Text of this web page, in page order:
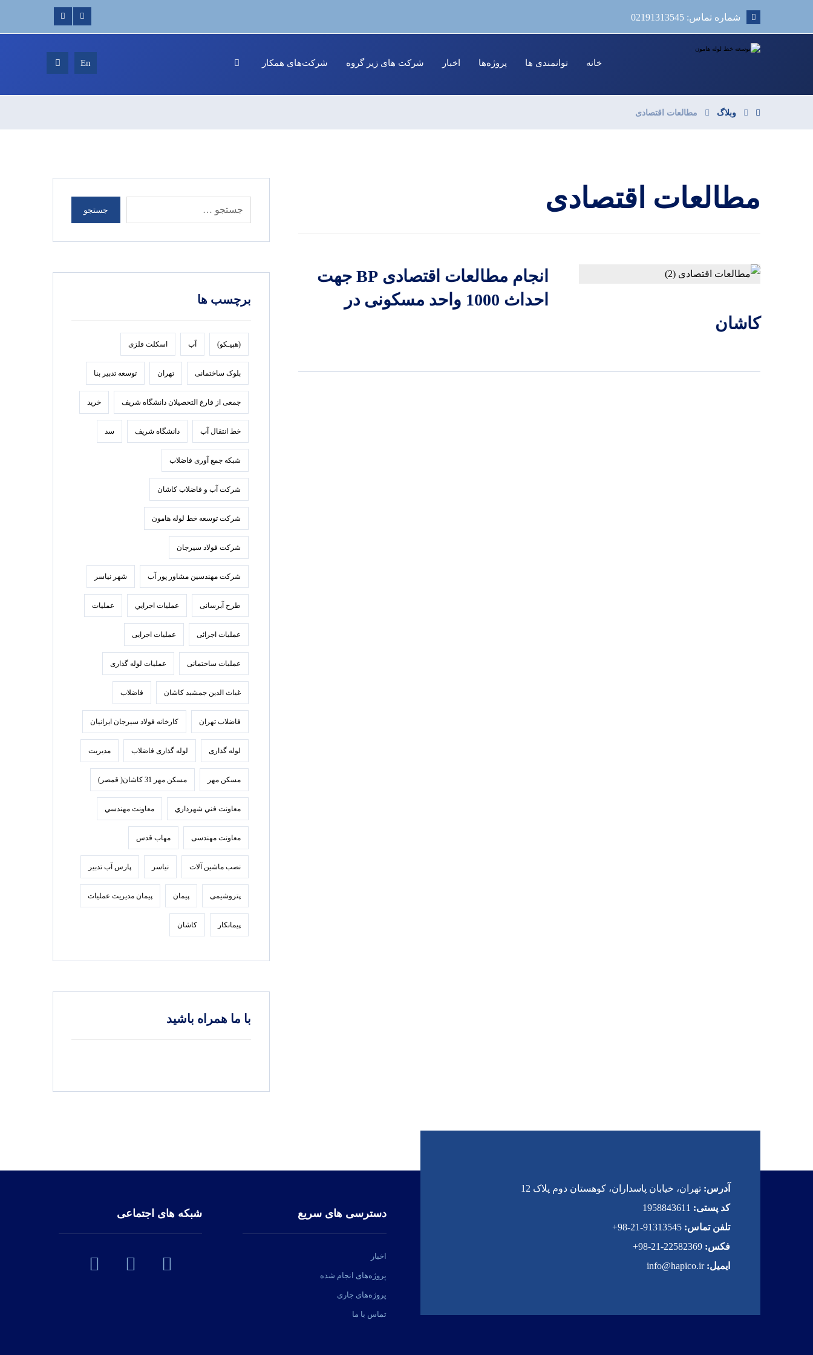
شماره تماس: 02191313545
خانه توانمندی ها پروژه‌ها اخبار شرکت های زیر گروه شرکت‌های همکار En
وبلاگ مطالعات اقتصادی
مطالعات اقتصادی
انجام مطالعات اقتصادی BP جهت
احداث 1000 واحد مسکونی در
کاشان
جستجو
برچسب ها
(هپیـکو) آب اسکلت فلزی
بلوک ساختمانی تهران توسعه تدبير بنا
جمعی از فارغ التحصیلان دانشگاه شریف خرید
خط انتقال آب دانشگاه شریف سد
شبکه جمع آوری فاضلاب
شرکت آب و فاضلاب کاشان
شرکت توسعه خط لوله هامون
شرکت فولاد سيرجان
شرکت مهندسین مشاور پور آب شهر نیاسر
طرح آبرسانی عمليات اجرايي عملیات
عملیات اجرائی عملیات اجرایی
عملیات ساختمانی عملیات لوله گذاری
غیاث الدین جمشید کاشان فاضلاب
فاضلاب تهران كارخانه فولاد سيرجان ايرانيان
لوله گذاری لوله گذاری فاضلاب مدیریت
مسکن مهر مسکن مهر 31 کاشان( قمصر)
معاونت فني شهرداري معاونت مهندسي
معاونت مهندسی مهاب قدس
نصب ماشین آلات نیاسر پارس‌ آب تدبير
پتروشیمی پیمان پیمان مدیریت عملیات
پیمانکار کاشان
با ما همراه باشید
آدرس: تهران، خیابان پاسداران، کوهستان دوم پلاک 12
کد پستی:
تلفن تماس:
فکس:
ایمیل: info@hapico.ir
دسترسی های سریع
اخبار
پروژه‌های انجام شده
پروژه‌های جاری
تماس با ما
شبکه های اجتماعی